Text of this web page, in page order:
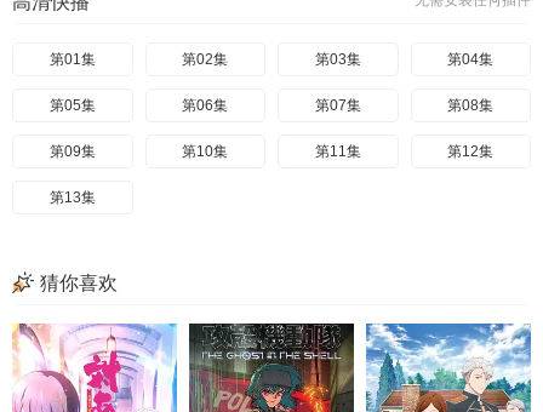
第01集 第02集 第03集 第04集
第05集 第06集 第07集 第08集
第09集 第10集 第11集 第12集
第13集
猜你喜欢